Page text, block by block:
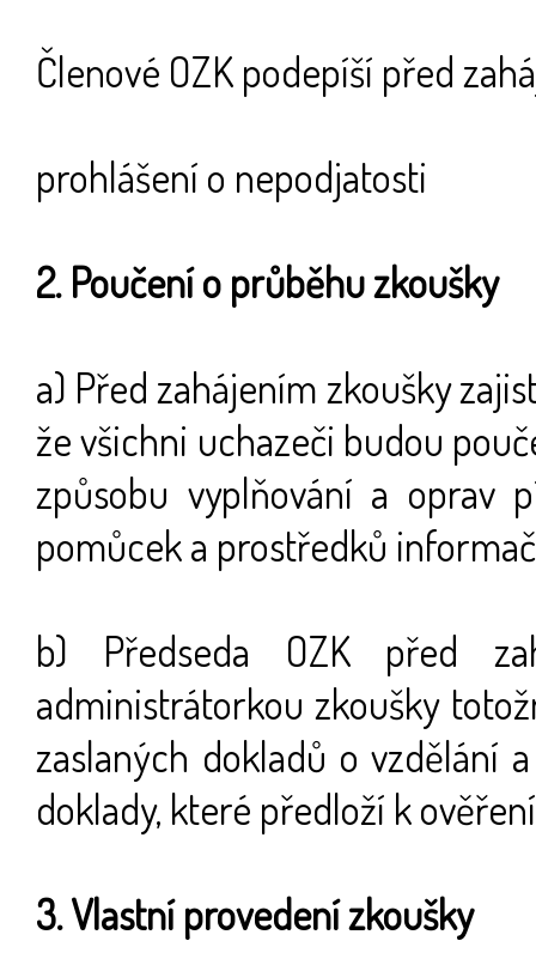
Členové OZK podepíší před
prohlášení o nepodjatosti
2. Poučení o průběhu zkoušky
a) Před zahájením zkoušky
že všichni uchazeči budou
způsobu vyplňování a oprav
pomůcek a prostředků
b) Předseda OZK před
administrátorkou zkoušky
zaslaných dokladů o vzdělání
doklady, které předloží k
3. Vlastní provedení zkoušky